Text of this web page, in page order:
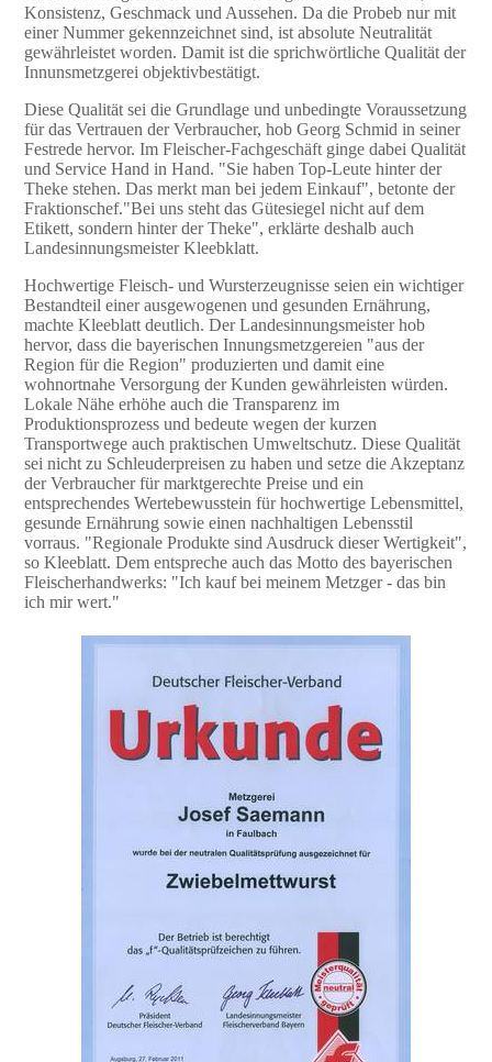
Konsistenz, Geschmack und Aussehen. Da die Probeb nur mit
einer Nummer gekennzeichnet sind, ist absolute Neutralität
gewährleistet worden. Damit ist die sprichwörtliche Qualität der
Innunsmetzgerei objektivbestätigt.
Diese Qualität sei die Grundlage und unbedingte Voraussetzung
für das Vertrauen der Verbraucher, hob Georg Schmid in seiner
Festrede hervor. Im Fleischer-Fachgeschäft ginge dabei Qualität
und Service Hand in Hand. "Sie haben Top-Leute hinter der
Theke stehen. Das merkt man bei jedem Einkauf", betonte der
Fraktionschef."Bei uns steht das Gütesiegel nicht auf dem
Etikett, sondern hinter der Theke", erklärte deshalb auch
Landesinnungsmeister Kleebklatt.
Hochwertige Fleisch- und Wursterzeugnisse seien ein wichtiger
Bestandteil einer ausgewogenen und gesunden Ernährung,
machte Kleeblatt deutlich. Der Landesinnungsmeister hob
hervor, dass die bayerischen Innungsmetzgereien "aus der
Region für die Region" produzierten und damit eine
wohnortnahe Versorgung der Kunden gewährleisten würden.
Lokale Nähe erhöhe auch die Transparenz im
Produktionsprozess und bedeute wegen der kurzen
Transportwege auch praktischen Umweltschutz. Diese Qualität
sei nicht zu Schleuderpreisen zu haben und setze die Akzeptanz
der Verbraucher für marktgerechte Preise und ein
entsprechendes Wertebewusstein für hochwertige Lebensmittel,
gesunde Ernährung sowie einen nachhaltigen Lebensstil
vorraus. "Regionale Produkte sind Ausdruck dieser Wertigkeit",
so Kleeblatt. Dem entspreche auch das Motto des bayerischen
Fleischerhandwerks: "Ich kauf bei meinem Metzger - das bin
ich mir wert."